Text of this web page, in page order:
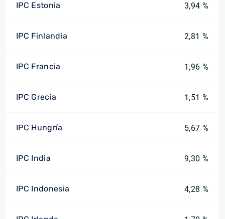
IPC Estonia 3,94 %
IPC Finlandia 2,81 %
IPC Francia 1,96 %
IPC Grecia 1,51 %
IPC Hungría 5,67 %
IPC India 9,30 %
IPC Indonesia 4,28 %